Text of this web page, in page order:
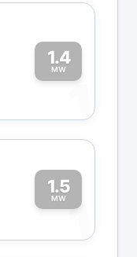
1.4
MW
1
1.5
MW1